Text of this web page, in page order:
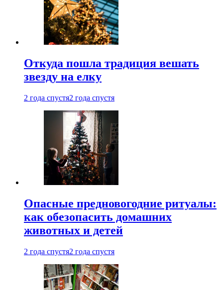
Откуда пошла традиция вешать
звезду на елку
2 года спустя2 года спустя
Опасные предновогодние ритуалы:
как обезопасить домашних
животных и детей
2 года спустя2 года спустя